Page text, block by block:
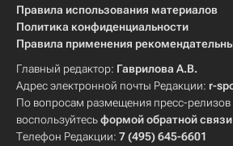
Правила использования материалов
Политика конфиденциальности
Правила применения
Главный редактор: Гаврилова А.В.
Адрес электронной почты Редакции: r-
По вопросам размещения пресс-
воспользуйтесьформой обратной связи
Телефон Редакции: 7 (495) 645-6601